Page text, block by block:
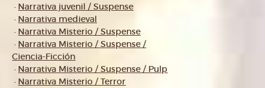
- Narrativa juvenil / Suspense
- Narrativa medieval
- Narrativa Misterio / Suspense
- Narrativa Misterio / Suspense /
Ciencia-Ficción
- Narrativa Misterio / Suspense / Pulp
- Narrativa Misterio / Terror